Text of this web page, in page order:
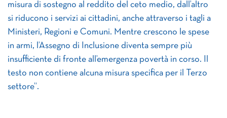
misura di sostegno al reddito del ceto medio, dall’altro
si riducono i servizi ai cittadini, anche attraverso i tagli a
Ministeri, Regioni e Comuni. Mentre crescono le spese
in armi, l’Assegno di Inclusione diventa sempre più
insufficiente di fronte all’emergenza povertà in corso. Il
testo non contiene alcuna misura specifica per il Terzo
settore”.